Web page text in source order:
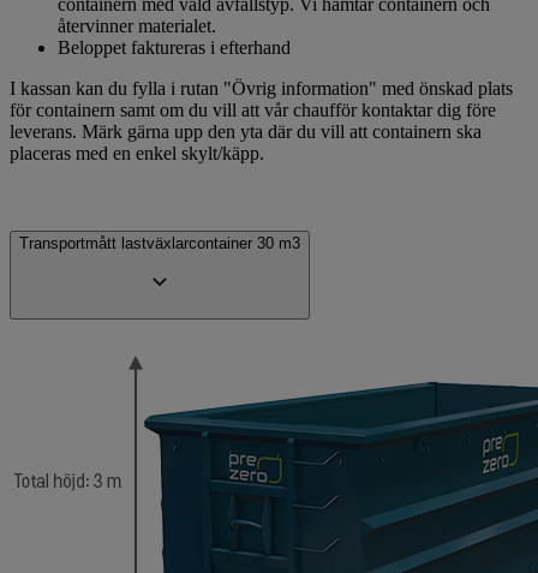
containern med vald avfallstyp. Vi hämtar containern och
återvinner materialet.
Beloppet faktureras i efterhand
I kassan kan du fylla i rutan "Övrig information" med önskad plats
för containern samt om du vill att vår chaufför kontaktar dig före
leverans. Märk gärna upp den yta där du vill att containern ska
placeras med en enkel skylt/käpp.
Transportmått lastväxlarcontainer 30 m3